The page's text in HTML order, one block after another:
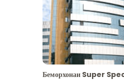
Беморхонаи Super